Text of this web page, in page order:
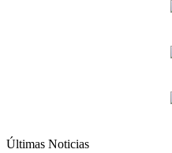
Últimas Noticias